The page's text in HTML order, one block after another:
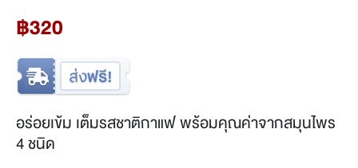
฿320
อร่อยเข้ม เต็มรสชาติกาแฟ พร้อมคุณค่าจากสมุนไพร
4 ชนิด